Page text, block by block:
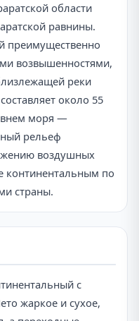
области
равнины.
преимущественно
возвышенностями,
реки
около 55
моря —
рельеф
воздушных
континентальным по
страны.
с
жаркое и сухое,